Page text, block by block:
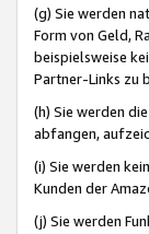
(g) Sie werden
Form von Geld,
beispielsweise
Partner-Links zu
(h) Sie werden
abfangen,
(i) Sie werden
Kunden der
(j) Sie werden